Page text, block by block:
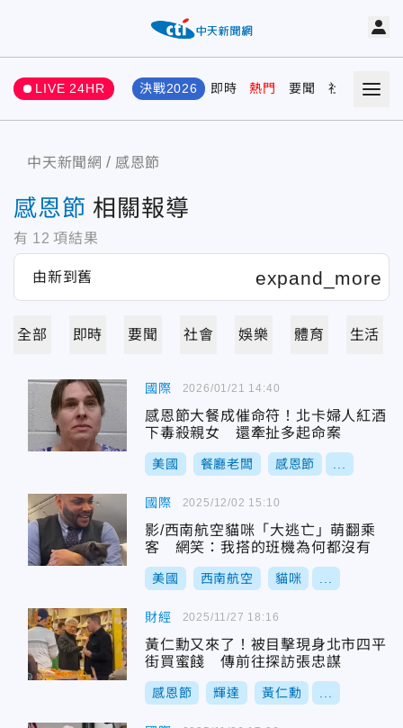
LIVE 24HR 決戰2026 即時 熱門 要聞 社會 娛樂
中天新聞網 感恩節
感恩節 相關報導
有 12 項結果
全部 即時 要聞 社會 娛樂 體育 生活
國際
感恩節大餐成催命符！北卡婦人紅酒
下毒殺親女 還牽扯多起命案
美國 餐廳老闆 感恩節
2026/01/21 14:40
國際
影/西南航空貓咪「大逃亡」萌翻乘
客 網笑：我搭的班機為何都沒有
美國 西南航空 貓咪
2025/12/02 15:10
財經
黃仁勳又來了！被目擊現身北市四平
街買蜜餞 傳前往探訪張忠謀
感恩節 輝達 黃仁勳
2025/11/27 18:16